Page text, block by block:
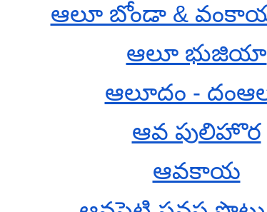
ఆలూ బోండా & వంకాయ
ఆలూ భుజియా
ఆలూదం -
ఆవ పులిహొర
ఆవకాయ